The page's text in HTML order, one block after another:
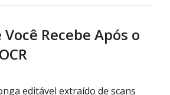
Você Recebe Após o
editável extraído de scans